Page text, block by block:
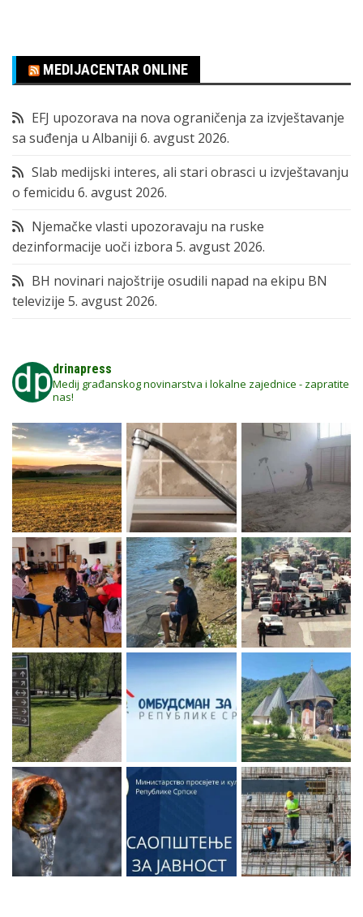
MEDIJACENTAR ONLINE
EFJ upozorava na nova ograničenja za izvještavanje
sa suđenja u Albaniji 6. avgust 2026.
Slab medijski interes, ali stari obrasci u izvještavanju
o femicidu 6. avgust 2026.
Njemačke vlasti upozoravaju na ruske
dezinformacije uoči izbora 5. avgust 2026.
BH novinari najoštrije osudili napad na ekipu BN
televizije 5. avgust 2026.
drinapress
Medij građanskog novinarstva i lokalne zajednice - zapratite
nas!